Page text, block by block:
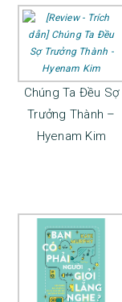
Chúng Ta Đều Sợ
Trưởng Thành –
Hyenam Kim